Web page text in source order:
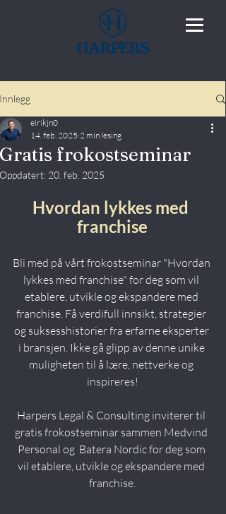
Innlegg
Gratis frokostseminar
eirikjn0
14. feb. 2025 2 min lesing
Oppdatert: 20. feb. 2025
Hvordan lykkes med
franchise
Bli med på vårt frokostseminar "Hvordan
lykkes med franchise" for deg som vil
etablere, utvikle og ekspandere med
franchise. Få verdifull innsikt, strategier
og suksesshistorier fra erfarne eksperter
i bransjen. Ikke gå glipp av denne unike
muligheten til å lære, nettverke og
inspireres!
Harpers Legal & Consulting inviterer til
gratis frokostseminar sammen Medvind
Personal og  Batera Nordic for deg som
vil etablere, utvikle og ekspandere med
franchise.